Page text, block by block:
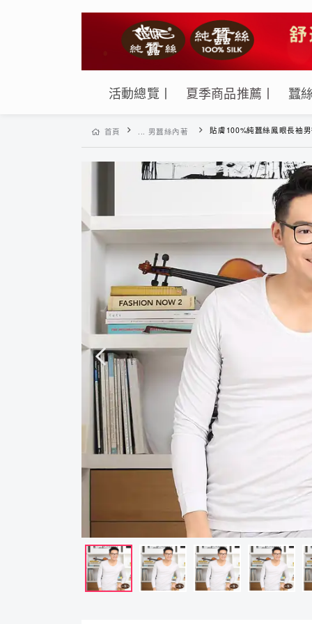
活動總覽丨 夏季商品推薦丨 蠶
首頁 ... 男蠶絲內著 貼膚100%純蠶絲鳳眼長袖男衛生衣-